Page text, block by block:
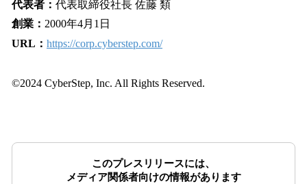
代表者： 代表取締役社長 佐藤 類
創業： 2000年4月1日
URL： https://corp.cyberstep.com/
©2024 CyberStep, Inc. All Rights Reserved.
このプレスリリースには、
メディア関係者向けの情報があります